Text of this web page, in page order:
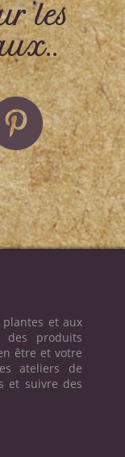
les
et aux
des produits
être et votre
ateliers de
et suivre des